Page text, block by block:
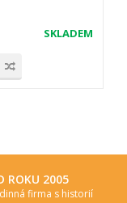
SKLADEM
ROKU 2005
firma s historií